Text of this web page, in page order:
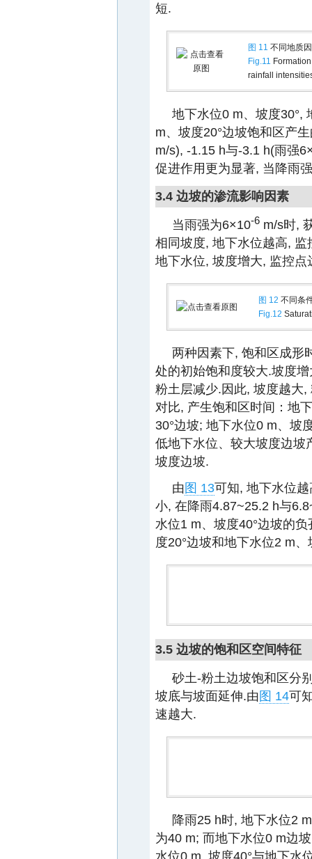
短.
图 11 不同地质
Fig.11
rainfall
地下水位0 m、坡度30°,
m、坡度20°边坡饱和区产
m/s), -1.15 h与-3.1 h(雨强
促进作用更为显著, 当降雨
3.4 边坡的渗流影响因素
当雨强为6×10-6 m/s时,
相同坡度, 地下水位越高,
地下水位, 坡度增大, 监控点
图 12 不同条
Fig.12
两种因素下, 饱和区成形
处的初始饱和度较大.坡度
粉土层减少.因此, 坡度越大
对比, 产生饱和区时间：地
30°边坡; 地下水位0 m、坡
低地下水位、较大坡度边坡
坡度边坡.
由 图 13可知, 地下水位
小, 在降雨4.87~25.2 h与
水位1 m、坡度40°边坡的
度20°边坡和地下水位2 m、
3.5 边坡的饱和区空间特征
砂土-粉土边坡饱和区分
坡底与坡面延伸.由 图 14可
速越大.
降雨25 h时, 地下水位2
为40 m; 而地下水位0 m边
水位0 m, 坡度40°与地下水